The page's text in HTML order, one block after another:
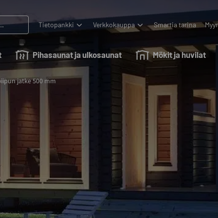
Pihasaunat ja ulkosaunat Mökit ja huvilat
Tietopankki Verkkokauppa Smartia tarina
jatke 500 mm